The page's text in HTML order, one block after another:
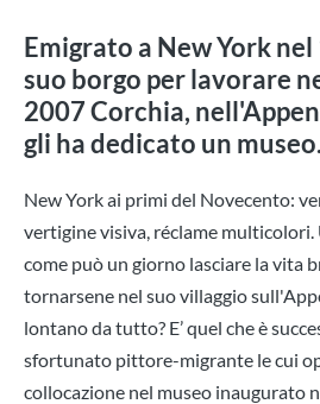
Emigrato a New York
suo borgo per lavorare
2007 Corchia,
gli ha dedicato un museo.
New York ai primi del Novecento:
vertigine visiva, réclame
come può un giorno lasciare la vita
tornarsene nel suo villaggio
lontano da tutto? E’ quel che è
sfortunato pittore-migrante le cui
collocazione nel museo inaugurato